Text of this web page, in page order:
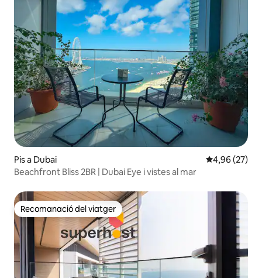
Pis a Dubai 4,96 de
4,96 (27)
Beachfront Bliss 2BR | Dubai Eye i vistes al mar
Recomanació del viatger
Recomanació del viatger